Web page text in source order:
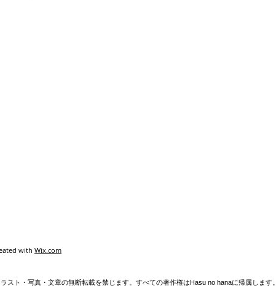
with Wix.com
スト・写真・文章の無断転載を禁じます。すべての著作権はHasu no hanaに帰属します。